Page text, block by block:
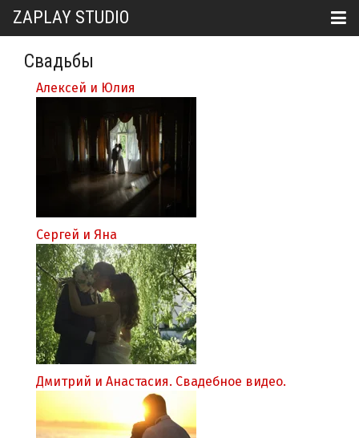
ZAPLAY STUDIO
Свадьбы
Алексей и Юлия
Сергей и Яна
Дмитрий и Анастасия. Свадебное видео.